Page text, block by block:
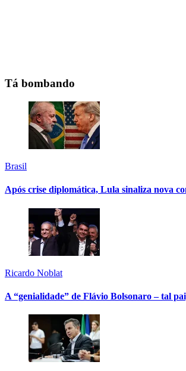
Tá bombando
Brasil
Após crise diplomática, Lula sinaliza nova
Ricardo Noblat
A “genialidade” de Flávio Bolsonaro – tal